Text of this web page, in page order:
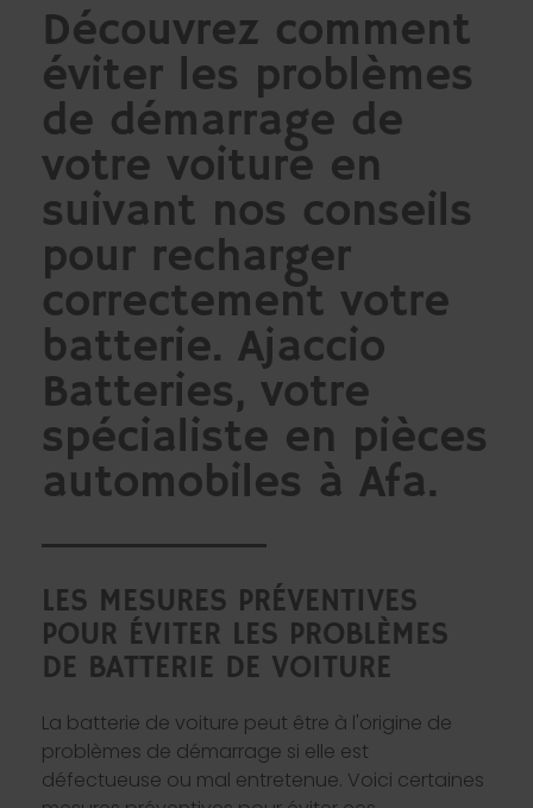
Découvrez comment
éviter les problèmes
de démarrage de
votre voiture en
suivant nos conseils
pour recharger
correctement votre
batterie. Ajaccio
Batteries, votre
spécialiste en pièces
automobiles à Afa.
LES MESURES PRÉVENTIVES
POUR ÉVITER LES PROBLÈMES
DE BATTERIE DE VOITURE
La batterie de voiture peut être à l'origine de
problèmes de démarrage si elle est
défectueuse ou mal entretenue. Voici certaines